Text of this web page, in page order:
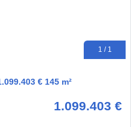
1 / 1
€ 145 m²
1.099.403 €